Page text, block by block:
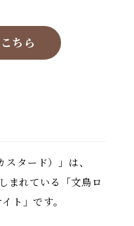
ちら
タード）」は、
まれている「文鳥ロ
ト」です。